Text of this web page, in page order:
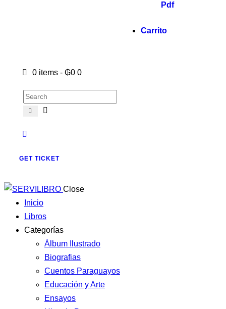
Pdf
Carrito
0 items - ₲0 0
GET TICKET
Close
Inicio
Libros
Categorías
Álbum Ilustrado
Biografias
Cuentos Paraguayos
Educación y Arte
Ensayos